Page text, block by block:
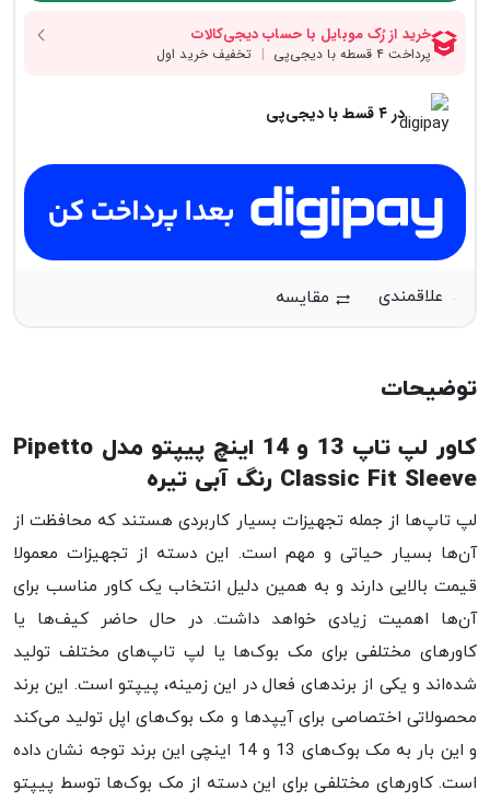
در ۴ قسط با دیجی‌پی
مقایسه
توضیحات
کاور لپ تاپ 13 و 14 اینچ پیپتو مدل Pipetto
Classic Fit Sleeve رنگ آبی تیره
لپ تاپ‌ها از جمله تجهیزات بسیار کاربردی هستند که محافظت از
آن‌ها بسیار حیاتی و مهم است. این دسته از تجهیزات معمولا
قیمت بالایی دارند و به همین دلیل انتخاب یک کاور مناسب برای
آن‌ها اهمیت زیادی خواهد داشت. در حال حاضر کیف‌ها یا
کاورهای مختلفی برای مک بوک‌ها یا لپ‌ تاپ‌های مختلف تولید
شده‌اند و یکی از برندهای فعال در این زمینه، پیپتو است. این برند
محصولاتی اختصاصی برای آیپدها و مک بوک‌های اپل تولید می‌کند
و این بار به مک بوک‌های 13 و 14 اینچی این برند توجه نشان داده
است. کاورهای مختلفی برای این دسته از مک بوک‌ها توسط پیپتو